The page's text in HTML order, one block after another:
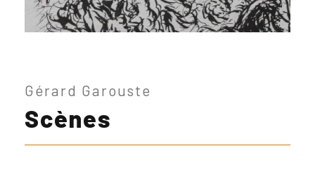
Gérard Garouste
Scènes